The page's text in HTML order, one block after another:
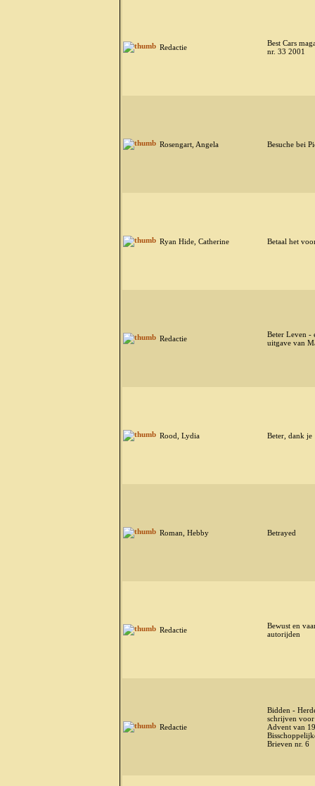
Redactie
Best Cars
nr. 33 2001
Rosengart, Angela Besuche bei
Ryan Hide, Catherine Betaal het
Redactie
Beter Leven -
uitgave van
Rood, Lydia Beter, dank je
Roman, Hebby Betrayed
Redactie
Bewust en
autorijden
Redactie
Bidden -
schrijven voor
Advent van
Brieven nr. 6